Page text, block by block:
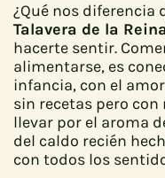
¿Qué nos diferencia
Talavera de la Reina
hacerte sentir.
alimentarse, es
infancia, con el
sin recetas pero
llevar por el aroma
del caldo recién
con todos los